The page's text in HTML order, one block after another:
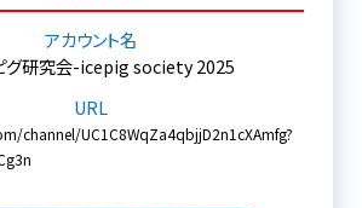
アカウント名
グ研究会-icepig society 2025
URL
channel/UC1C8WqZa4qbjjD2n1cXAmfg?